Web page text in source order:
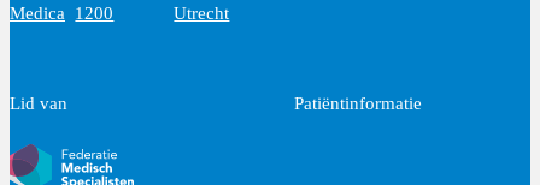
Medica 1200
Utrecht
Lid van Patiëntinformatie